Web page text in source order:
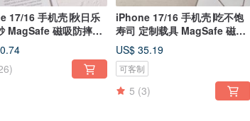
17/16 手机壳∣秋日乐
MagSafe 磁吸防摔手
iPhone 17/16 手机壳∣吃不饱
寿司 定制载具 MagSafe 磁吸
手机壳
US$ 35.19
可客制
5 (3)